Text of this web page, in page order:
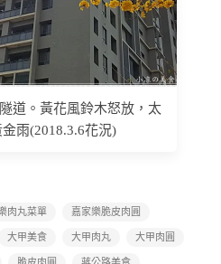
道。黃花風鈴木怒放，太
雨(2018.3.6花況)
肉丸菜單 嘉家樂脆皮肉圓
大甲美食 大甲肉丸 大甲肉圓